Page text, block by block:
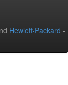
Hewlett-Packard -